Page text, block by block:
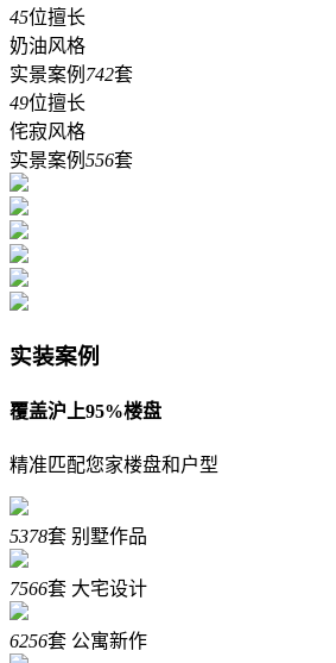
45位擅长
奶油风格
实景案例 742套
49位擅长
侘寂风格
实景案例 556套
实装案例
覆盖沪上95%楼盘
精准匹配您家楼盘和户型
5378套 别墅作品
7566套 大宅设计
6256套 公寓新作